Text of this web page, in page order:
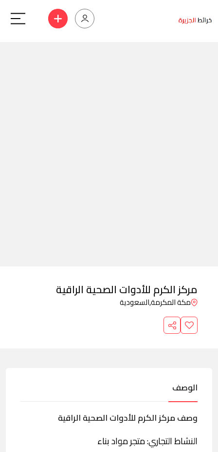
مركز الكرم للأدوات الصحية الراقية
مكة المكرمة,السعودية
الوصف
وصف مركز الكرم للأدوات الصحية الراقية
النشاط التجاري: متجر مواد بناء